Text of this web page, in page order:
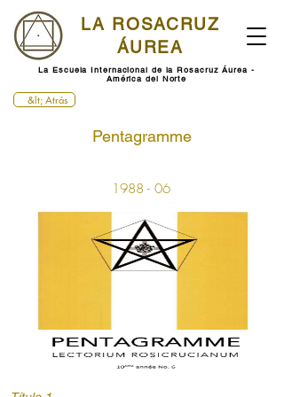
LA ROSACRUZ
ÁUREA
La Escuela Internacional de la Rosacruz Áurea -
América del Norte
&lt; Atrás
Pentagramme
1988 - 06